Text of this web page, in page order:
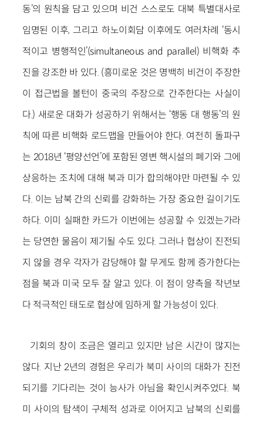
동’의 원칙을 담고 있으며 비건 스스로도 대북 특별대사로
임명된 이후, 그리고 하노이회담 이후에도 여러차례 ‘동시
적이고 병행적인’(simultaneous and parallel) 비핵화 추
진을 강조한 바 있다. (흥미로운 것은 명백히 비건이 주장한
이 접근법을 볼턴이 중국의 주장으로 간주한다는 사실이
다.) 새로운 대화가 성공하기 위해서는 ‘행동 대 행동’의 원
칙에 따른 비핵화 로드맵을 만들어야 한다. 여전히 돌파구
는 2018년 ‘평양선언’에 포함된 영변 핵시설의 폐기와 그에
상응하는 조치에 대해 북과 미가 합의해야만 마련될 수 있
다. 이는 남북 간의 신뢰를 강화하는 가장 중요한 길이기도
하다. 이미 실패한 카드가 이번에는 성공할 수 있겠는가라
는 당연한 물음이 제기될 수도 있다. 그러나 협상이 진전되
지 않을 경우 각자가 감당해야 할 무게도 함께 증가한다는
점을 북과 미국 모두 잘 알고 있다. 이 점이 양측을 작년보
다 적극적인 태도로 협상에 임하게 할 가능성이 있다.
기회의 창이 조금은 열리고 있지만 남은 시간이 많지는
않다. 지난 2년의 경험은 우리가 북미 사이의 대화가 진전
되기를 기다리는 것이 능사가 아님을 확인시켜주었다. 북
미 사이의 탐색이 구체적 성과로 이어지고 남북의 신뢰를